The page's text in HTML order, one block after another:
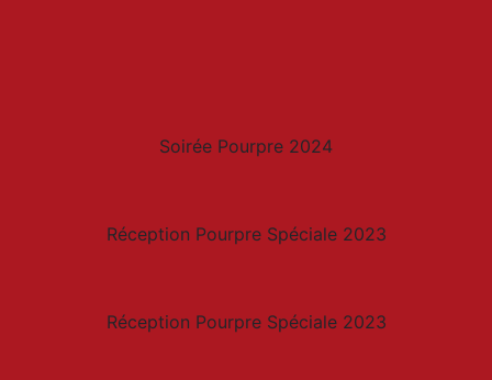
Soirée Pourpre 2024
Réception Pourpre Spéciale 2023
Réception Pourpre Spéciale 2023